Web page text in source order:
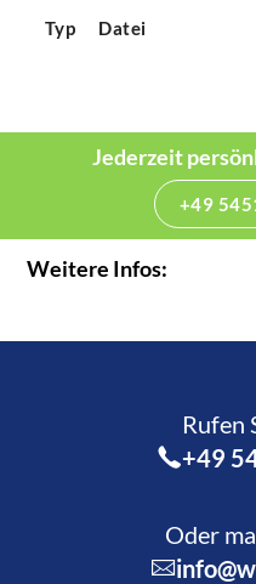
Typ Datei
Jederzeit
+49
Weitere Infos:
Rufen
+49
Oder